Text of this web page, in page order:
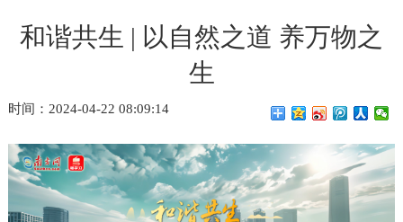
和谐共生 | 以自然之道 养万物之
生
时间：2024-04-22 08:09:14